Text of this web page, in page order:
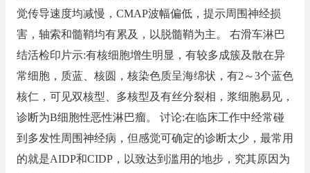
觉传导速度均减慢，CMAP波幅偏低，提示周围神经损
害，轴索和髓鞘均有累及，以脱髓鞘为主。 右滑车淋巴
结活检印片示:有核细胞增生明显，有较多成簇及散在异
常细胞，质蓝、核圆，核染色质呈海绵状，有2～3个蓝色
核仁，可见双核型、多核型及有丝分裂相，浆细胞易见，
诊断为B细胞性恶性淋巴瘤。 讨论:在临床工作中经常碰
到多发性周围神经病，但感觉可确定的诊断太少，最常用
的就是AIDP和CIDP，以致达到滥用的地步，究其原因为